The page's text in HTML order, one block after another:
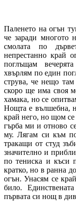
Паленето на огън
че заради многото
смолата по
непрестанно край
поглъщам
хвърлям по един
струва, че нещо
скоро ще има своя
хамака, но се
Нощта е вълшебна,
край него, но щом се
гърба ми и отново
му. Лягам си към
тракащи от студ
значително и
по тениска и къси
кратко, но в ранна
огън. Унасям се
било.
първата си нощ в